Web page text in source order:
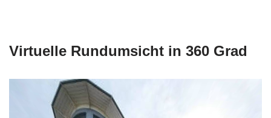
Virtuelle Rundumsicht in 360 Grad